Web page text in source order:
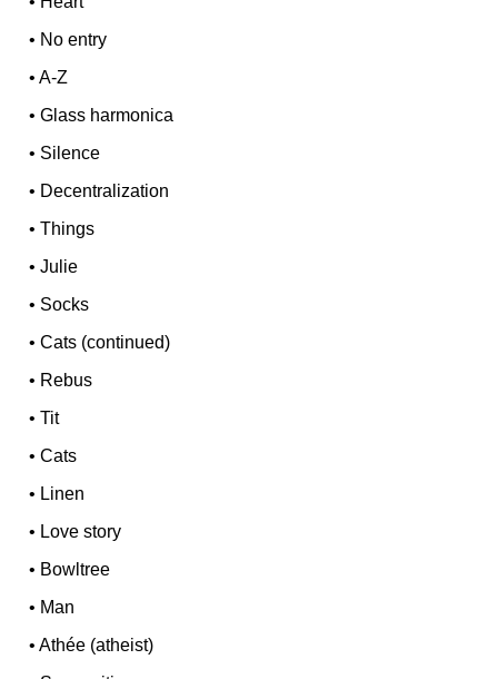
• No entry
•A-Z
•Glass harmonica
• Silence
• Decentralization
•Things
•Julie
• Socks
•Cats (continued)
• Rebus
•Tit
•Cats
• Linen
• Love story
• Bowltree
• Man
•Athée (atheist)